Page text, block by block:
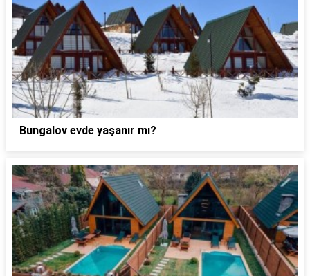
Bungalov evde yaşanır mı?